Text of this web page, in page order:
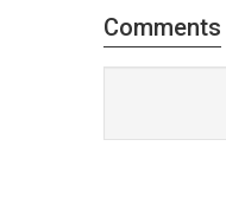
Comments